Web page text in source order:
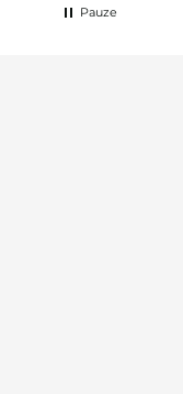
Pauze